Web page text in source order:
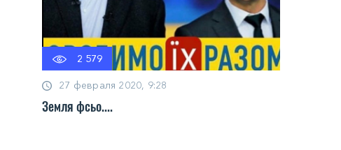
2 579
27 февраля 2020, 9:28
Земля фсьо....